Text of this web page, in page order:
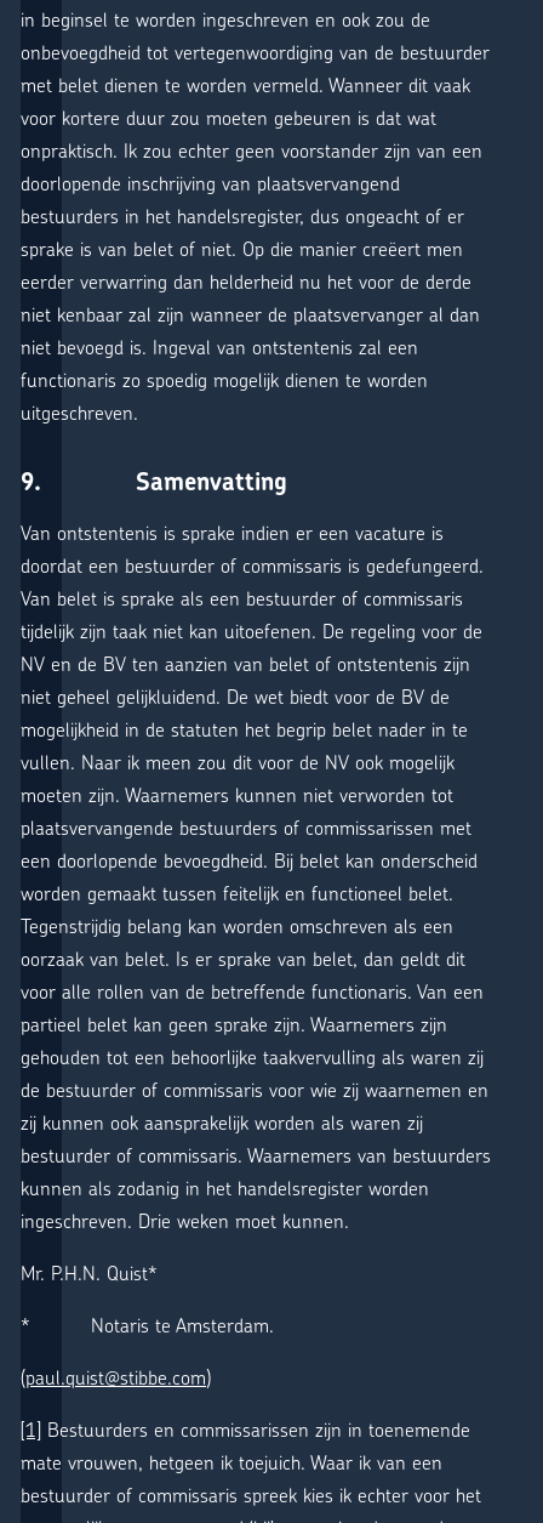
in beginsel te worden ingeschreven en ook zou de
onbevoegdheid tot vertegenwoordiging van de bestuurder
met belet dienen te worden vermeld. Wanneer dit vaak
voor kortere duur zou moeten gebeuren is dat wat
onpraktisch. Ik zou echter geen voorstander zijn van een
doorlopende inschrijving van plaatsvervangend
bestuurders in het handelsregister, dus ongeacht of er
sprake is van belet of niet. Op die manier creëert men
eerder verwarring dan helderheid nu het voor de derde
niet kenbaar zal zijn wanneer de plaatsvervanger al dan
niet bevoegd is. Ingeval van ontstentenis zal een
functionaris zo spoedig mogelijk dienen te worden
uitgeschreven.
9. Samenvatting
Van ontstentenis is sprake indien er een vacature is
doordat een bestuurder of commissaris is gedefungeerd.
Van belet is sprake als een bestuurder of commissaris
tijdelijk zijn taak niet kan uitoefenen. De regeling voor de
NV en de BV ten aanzien van belet of ontstentenis zijn
niet geheel gelijkluidend. De wet biedt voor de BV de
mogelijkheid in de statuten het begrip belet nader in te
vullen. Naar ik meen zou dit voor de NV ook mogelijk
moeten zijn. Waarnemers kunnen niet verworden tot
plaatsvervangende bestuurders of commissarissen met
een doorlopende bevoegdheid. Bij belet kan onderscheid
worden gemaakt tussen feitelijk en functioneel belet.
Tegenstrijdig belang kan worden omschreven als een
oorzaak van belet. Is er sprake van belet, dan geldt dit
voor alle rollen van de betreffende functionaris. Van een
partieel belet kan geen sprake zijn. Waarnemers zijn
gehouden tot een behoorlijke taakvervulling als waren zij
de bestuurder of commissaris voor wie zij waarnemen en
zij kunnen ook aansprakelijk worden als waren zij
bestuurder of commissaris. Waarnemers van bestuurders
kunnen als zodanig in het handelsregister worden
ingeschreven. Drie weken moet kunnen.
Mr. P.H.N. Quist*
* Notaris te Amsterdam.
(paul.quist@stibbe.com)
[1] Bestuurders en commissarissen zijn in toenemende
mate vrouwen, hetgeen ik toejuich. Waar ik van een
bestuurder of commissaris spreek kies ik echter voor het